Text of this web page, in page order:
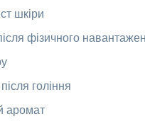
шкіри
фізичного
гоління
аромат